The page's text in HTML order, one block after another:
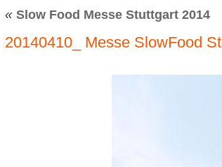
« Slow Food Messe Stuttgart 2014
20140410_ Messe SlowFood